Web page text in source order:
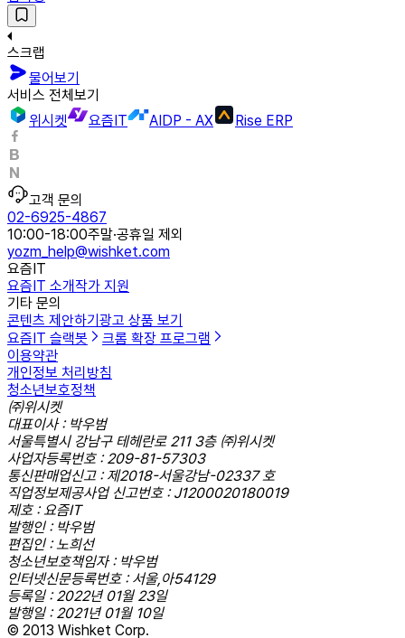
스크랩
물어보기
서비스 전체보기
위시켓
요즘IT AIDP - AX Rise ERP
고객 문의
02-6925-4867
10:00-18:00주말·공휴일 제외
yozm_help@wishket.com
요즘IT
요즘IT 소개작가 지원
기타 문의
콘텐츠 제안하기 광고 상품 보기
요즘IT 슬랙봇
크롬 확장 프로그램
이용약관
개인정보 처리방침
청소년보호정책
㈜위시켓
대표이사 : 박우범
서울특별시 강남구 테헤란로 211 3층 ㈜위시켓
사업자등록번호 : 209-81-57303
통신판매업신고 : 제2018-서울강남-02337 호
직업정보제공사업 신고번호 : J1200020180019
제호 : 요즘IT
발행인 : 박우범
편집인 : 노희선
청소년보호책임자 : 박우범
인터넷신문등록번호 : 서울,아54129
등록일 : 2022년 01월 23일
발행일 : 2021년 01월 10일
© 2013 Wishket Corp.